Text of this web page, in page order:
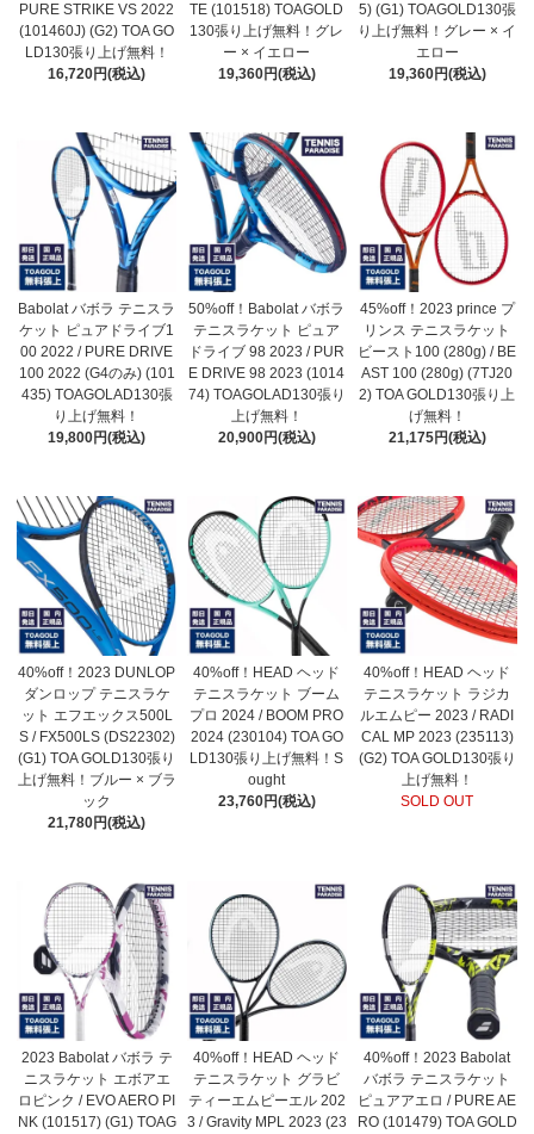
PURE STRIKE VS 2022
(101460J) (G2) TOA GO
LD130張り上げ無料！
16,720円(税込)
TE (101518) TOAGOLD
130張り上げ無料！グレ
ー × イエロー
19,360円(税込)
5) (G1) TOAGOLD130張
り上げ無料！グレー × イ
エロー
19,360円(税込)
Babolat バボラ テニスラ
ケット ピュアドライブ1
00 2022 / PURE DRIVE
100 2022 (G4のみ) (101
435) TOAGOLAD130張
り上げ無料！
19,800円(税込)
50%off！Babolat バボラ
テニスラケット ピュア
ドライブ 98 2023 / PUR
E DRIVE 98 2023 (1014
74) TOAGOLAD130張り
上げ無料！
20,900円(税込)
45%off！2023 prince プ
リンス テニスラケット
ビースト100 (280g) / BE
AST 100 (280g) (7TJ20
2) TOA GOLD130張り上
げ無料！
21,175円(税込)
40%off！2023 DUNLOP
ダンロップ テニスラケ
ット エフエックス500L
S / FX500LS (DS22302)
(G1) TOA GOLD130張り
上げ無料！ブルー × ブラ
ック
21,780円(税込)
40%off！HEAD ヘッド
テニスラケット ブーム
プロ 2024 / BOOM PRO
2024 (230104) TOA GO
LD130張り上げ無料！S
ought
23,760円(税込)
40%off！HEAD ヘッド
テニスラケット ラジカ
ルエムピー 2023 / RADI
CAL MP 2023 (235113)
(G2) TOA GOLD130張り
上げ無料！
SOLD OUT
2023 Babolat バボラ テ
ニスラケット エボアエ
ロピンク / EVO AERO PI
NK (101517) (G1) TOAG
40%off！HEAD ヘッド
テニスラケット グラビ
ティーエムピーエル 202
3 / Gravity MPL 2023 (23
40%off！2023 Babolat
バボラ テニスラケット
ピュアアエロ / PURE AE
RO (101479) TOA GOLD